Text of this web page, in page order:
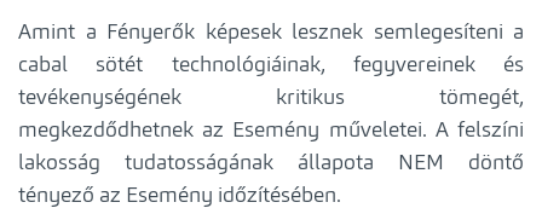
Amint a Fényerők képesek lesznek semlegesíteni a
cabal sötét technológiáinak, fegyvereinek és
tevékenységének kritikus tömegét,
megkezdődhetnek az Esemény műveletei. A felszíni
lakosság tudatosságának állapota NEM döntő
tényező az Esemény időzítésében.